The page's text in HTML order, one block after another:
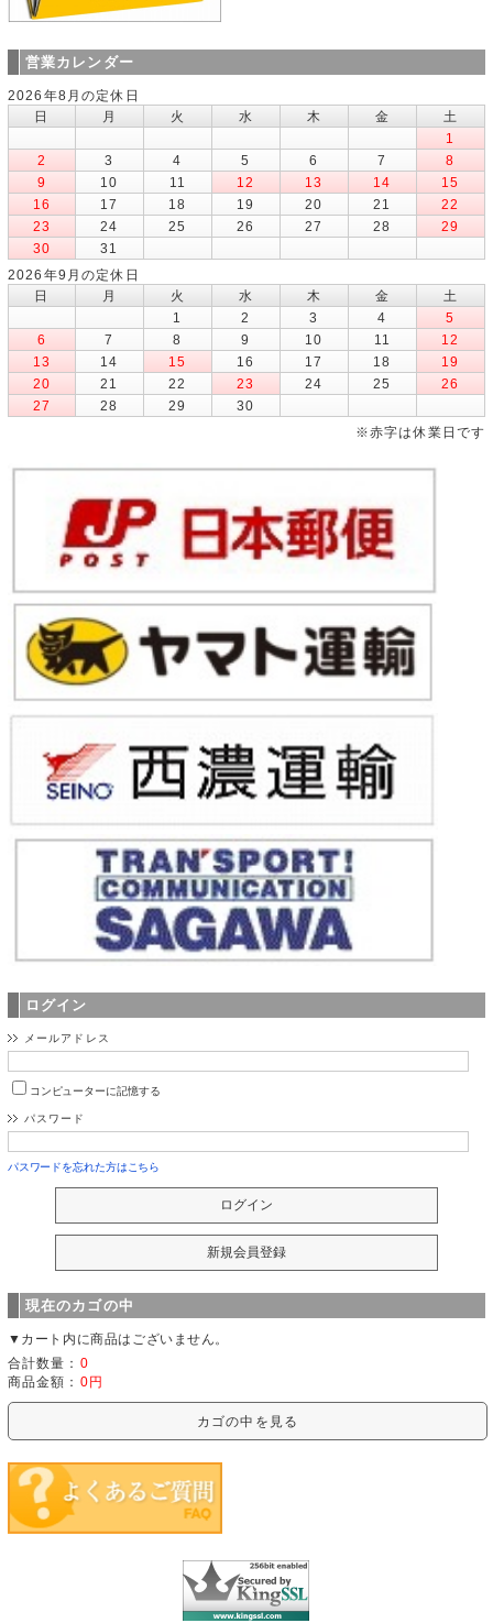
営業カレンダー
2026年8月の定休日
日
月 火 水 木 金
土
1
2
3 4 5 6 7
8
9
10 11 12 13 14
15
16
17 18 19 20 21
22
23
24 25 26 27 28
29
30
31
2026年9月の定休日
日
月 火 水 木 金
土
1
2 3 4
5
6
7 8 9 10 11
12
13
14 15 16 17 18
19
20
21 22 23 24 25
26
27
28 29
30
※赤字は休業日です
ログイン
メールアドレス
コンピューターに記憶する
パスワード
パスワードを忘れた方はこちら
現在のカゴの中
▼カート内に商品はございません。
合計数量： 0
商品金額： 0円
カゴの中を見る